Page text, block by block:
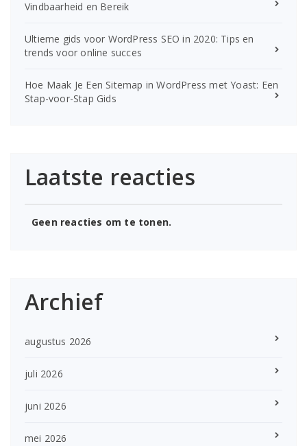
Vindbaarheid en Bereik
Ultieme gids voor WordPress SEO in 2020: Tips en
trends voor online succes
Hoe Maak Je Een Sitemap in WordPress met Yoast: Een
Stap-voor-Stap Gids
Laatste reacties
Geen reacties om te tonen.
Archief
augustus 2026
juli 2026
juni 2026
mei 2026